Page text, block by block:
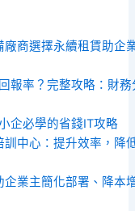
商選擇永續租賃助企
報率？完整攻略：財務
企必學的省錢IT攻略
中心：提升效率，降
業主簡化部署、降本